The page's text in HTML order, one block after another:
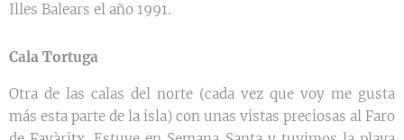
Illes Balears el año 1991.
Cala Tortuga
Otra de las calas del norte (cada vez que voy me gusta
más esta parte de la isla) con unas vistas preciosas al Faro